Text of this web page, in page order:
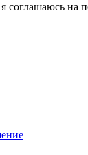
соглашаюсь на